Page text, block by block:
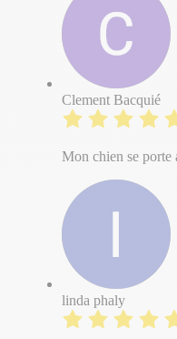
Clement Bacquié
Mon chien se porte
linda phaly